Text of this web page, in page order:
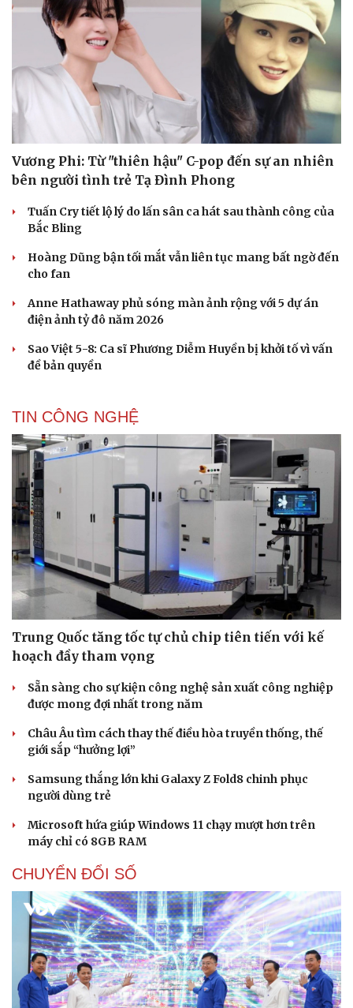
Tư vấn
Săn Tour
check-in
Podcast
Câu chuyện thời sự
Đọc truyện đêm khuya
Cửa sổ tình yêu
Kể chuyện cho bé
Vương Phi: Từ "thiên hậu" C-pop đến sự an nhiên
bên người tình trẻ Tạ Đình Phong
Tuấn Cry tiết lộ lý do lấn sân ca hát sau thành công của
Bắc Bling
Hoàng Dũng bận tối mắt vẫn liên tục mang bất ngờ đến
cho fan
Anne Hathaway phủ sóng màn ảnh rộng với 5 dự án
điện ảnh tỷ đô năm 2026
Sao Việt 5-8: Ca sĩ Phương Diễm Huyền bị khởi tố vì vấn
đề bản quyền
TIN CÔNG NGHỆ
Trung Quốc tăng tốc tự chủ chip tiên tiến với kế
hoạch đầy tham vọng
Sẵn sàng cho sự kiện công nghệ sản xuất công nghiệp
được mong đợi nhất trong năm
Châu Âu tìm cách thay thế điều hòa truyền thống, thế
giới sắp “hưởng lợi”
Samsung thắng lớn khi Galaxy Z Fold8 chinh phục
người dùng trẻ
Microsoft hứa giúp Windows 11 chạy mượt hơn trên
máy chỉ có 8GB RAM
CHUYỂN ĐỔI SỐ